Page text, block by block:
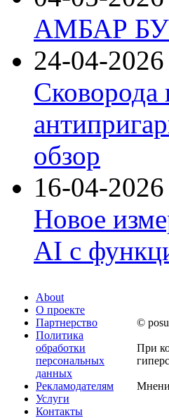
АМБАР
24-04-2026
обзор
16-04-2026
Новое
AI с
About
О проекте
Партнерство
Политика
обработки
персональных
данных
Рекламодателям
Услуги
Контакты
©
При